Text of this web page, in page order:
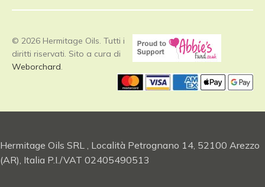
© 2026 Hermitage Oils. Tutti i
diritti riservati. Sito a cura di
Weborchard.
Hermitage Oils SRL , Località Petrognano 14, 52100 Arezzo
(AR), Italia P.I./VAT 02405490513